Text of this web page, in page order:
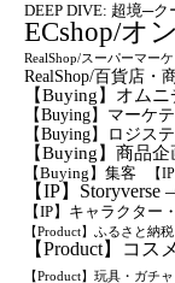
DEEP DIVE: 超境─
ECshop/オ
RealShop/スーパーマーケ
RealShop/百貨店・
【Buying】オム
【Buying】マーケ
【buying】ロジス
【Buying】商品
【Buying】集客 【
【IP】
【IP】キャラクター
【Product】ふるさと納税
【Product】コス
【Product】玩具・ガチャ